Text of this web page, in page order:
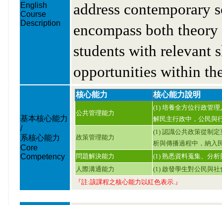
English
Course
Description
address contemporary
encompass both
students with relevant
opportunities within
基本核心能力
/
系核心能力
Core
Competency
核心能力 核心能力說明
公共管理能力
(1) 培養全方位行政管
解民主行政中，公民與
政策管理能力
(1) 認識公共政策從制
析與傳播過程中，納入
問題解決能力
(1) 熟悉資料蒐集、分
人際溝通能力
(1) 啟發學生對公民與
『註:該課程之核心能力以紅色表示.』